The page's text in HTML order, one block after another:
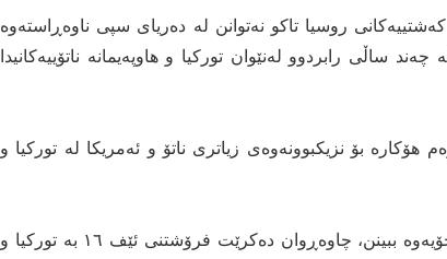
روسیا تاکو نەتوانن لە دەریای سپی ناوەڕاستەوە
رابردوو لەنێوان تورکیا و ھاوپەیمانە ناتۆییەکانیدا
ھۆکارە بۆ نزیکبوونەوەی زیاتری ناتۆ و ئەمریکا لە تورکیا و
ئەگەر پەیوەندییەکانی ھەردوو وڵات بەرەوپێشچوونی زیاتر بەخۆیەوە ببینن، چاوەڕوان دەکرێت فرۆشتنی ئێف ١٦ بە تورکیا و